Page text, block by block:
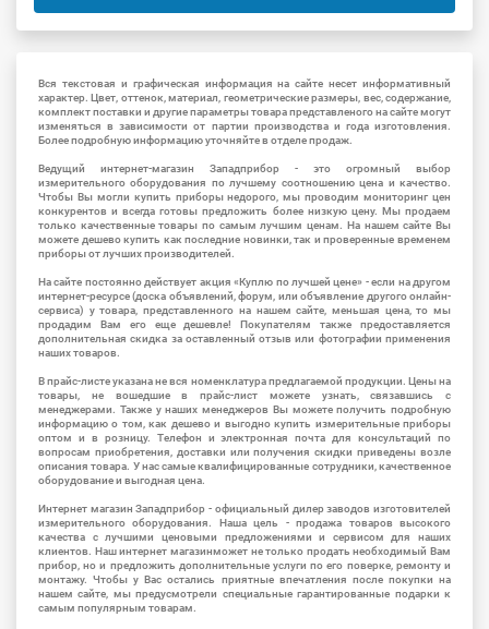
Вся текстовая и графическая информация на сайте несет информативный
характер. Цвет, оттенок, материал, геометрические размеры, вес, содержание,
комплект поставки и другие параметры товара представленого на сайте могут
изменяться в зависимости от партии производства и года изготовления.
Более подробную информацию уточняйте в отделе продаж.
Ведущий интернет-магазин Западприбор - это огромный выбор
измерительного оборудования по лучшему соотношению цена и качество.
Чтобы Вы могли купить приборы недорого, мы проводим мониторинг цен
конкурентов и всегда готовы предложить более низкую цену. Мы продаем
только качественные товары по самым лучшим ценам. На нашем сайте Вы
можете дешево купить как последние новинки, так и проверенные временем
приборы от лучших производителей.
На сайте постоянно действует акция «Куплю по лучшей цене» - если на другом
интернет-ресурсе (доска объявлений, форум, или объявление другого онлайн-
сервиса) у товара, представленного на нашем сайте, меньшая цена, то мы
продадим Вам его еще дешевле! Покупателям также предоставляется
дополнительная скидка за оставленный отзыв или фотографии применения
наших товаров.
В прайс-листе указана не вся номенклатура предлагаемой продукции. Цены на
товары, не вошедшие в прайс-лист можете узнать, связавшись с
менеджерами. Также у наших менеджеров Вы можете получить подробную
информацию о том, как дешево и выгодно купить измерительные приборы
оптом и в розницу. Телефон и электронная почта для консультаций по
вопросам приобретения, доставки или получения скидки приведены возле
описания товара. У нас самые квалифицированные сотрудники, качественное
оборудование и выгодная цена.
Интернет магазин Западприбор - официальный дилер заводов изготовителей
измерительного оборудования. Наша цель - продажа товаров высокого
качества с лучшими ценовыми предложениями и сервисом для наших
клиентов. Наш интернет магазинможет не только продать необходимый Вам
прибор, но и предложить дополнительные услуги по его поверке, ремонту и
монтажу. Чтобы у Вас остались приятные впечатления после покупки на
нашем сайте, мы предусмотрели специальные гарантированные подарки к
самым популярным товарам.